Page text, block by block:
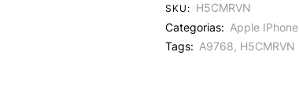
SKU: H5CMRVN
Categorias: Apple IPhone
Tags: A9768, H5CMRVN